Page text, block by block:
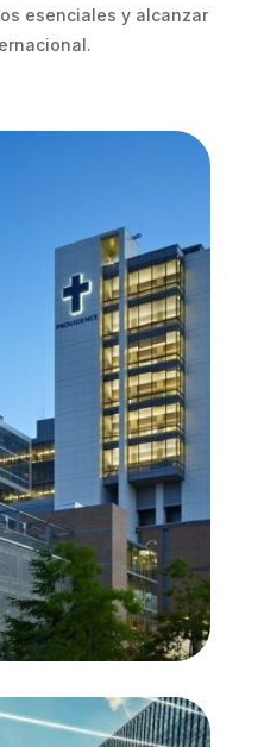
esenciales y alcanzar